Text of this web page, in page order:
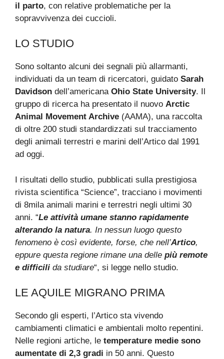
il parto, con relative problematiche per la
sopravvivenza dei cuccioli.
LO STUDIO
Sono soltanto alcuni dei segnali più allarmanti,
individuati da un team di ricercatori, guidato Sarah
Davidson dell’americana Ohio State University. Il
gruppo di ricerca ha presentato il nuovo Arctic
Animal Movement Archive (AAMA), una raccolta
di oltre 200 studi standardizzati sul tracciamento
degli animali terrestri e marini dell’Artico dal 1991
ad oggi.
I risultati dello studio, pubblicati sulla prestigiosa
rivista scientifica “Science”, tracciano i movimenti
di 8mila animali marini e terrestri negli ultimi 30
anni. “Le attività umane stanno rapidamente
alterando la natura. In nessun luogo questo
fenomeno è così evidente, forse, che nell’Artico,
eppure questa regione rimane una delle più remote
e difficili da studiare“, si legge nello studio.
LE AQUILE MIGRANO PRIMA
Secondo gli esperti, l’Artico sta vivendo
cambiamenti climatici e ambientali molto repentini.
Nelle regioni artiche, le temperature medie sono
aumentate di 2,3 gradi in 50 anni. Questo